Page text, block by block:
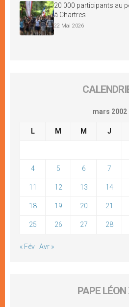
20 000 participants au
à Chartres
22 Mai 2026
mars 2002
L M M J
4 5 6 7
11 12 13 14
18 19 20 21
25 26 27 28
« Fév Avr »
PAPE LÉON